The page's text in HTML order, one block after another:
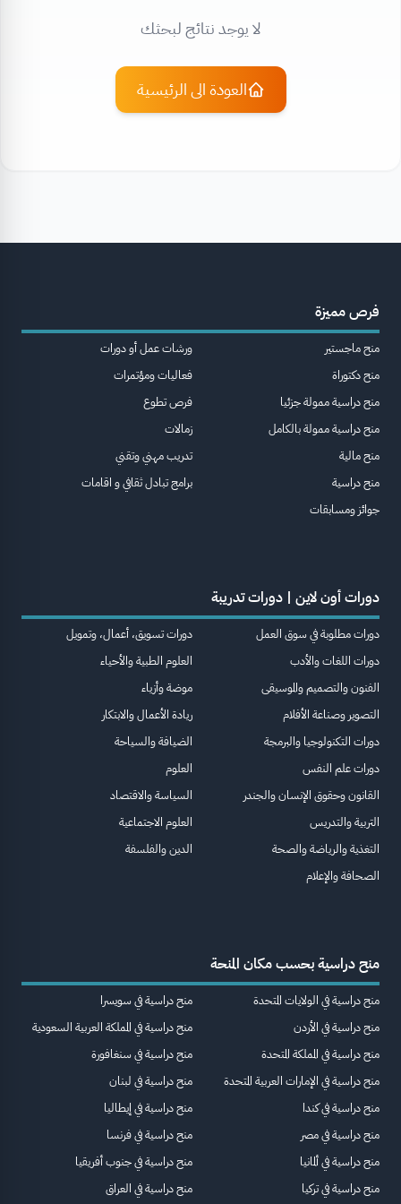
لا يوجد نتائج لبحثك
العودة الى الرئيسية
فرص مميزة
منح ماجستير
منح دكتوراة
منح دراسية ممولة جزئيا
منح دراسية ممولة بالكامل
منح مالية
منح دراسية
جوائز ومسابقات
ورشات عمل أو دورات
فعاليات ومؤتمرات
فرص تطوع
زمالات
تدريب مهني وتقني
برامج تبادل ثقافي و اقامات
دورات أون لاين | دورات تدريبة
دورات مطلوبة في سوق العمل
دورات اللغات والأدب
الفنون والتصميم والموسيقى
التصوير وصناعة الأفلام
دورات التكنولوجيا والبرمجة
دورات علم النفس
القانون وحقوق الإنسان والجندر
التربية والتدريس
التغذية والرياضة والصحة
الصحافة والإعلام
دورات تسويق، أعمال، وتمويل
العلوم الطبية والأحياء
موضة وأزياء
ريادة الأعمال والابتكار
الضيافة والسياحة
العلوم
السياسة والاقتصاد
العلوم الاجتماعية
الدين والفلسفة
منح دراسية بحسب مكان المنحة
منح دراسية في الولايات المتحدة
منح دراسية في الأردن
منح دراسية في المملكة المتحدة
منح دراسية في الإمارات العربية المتحدة
منح دراسية في كندا
منح دراسية في مصر
منح دراسية في ألمانيا
منح دراسية في تركيا
منح دراسية في سويسرا
منح دراسية في المملكة العربية السعودية
منح دراسية في سنغافورة
منح دراسية في لبنان
منح دراسية في إيطاليا
منح دراسية في فرنسا
منح دراسية في جنوب أفريقيا
منح دراسية في العراق